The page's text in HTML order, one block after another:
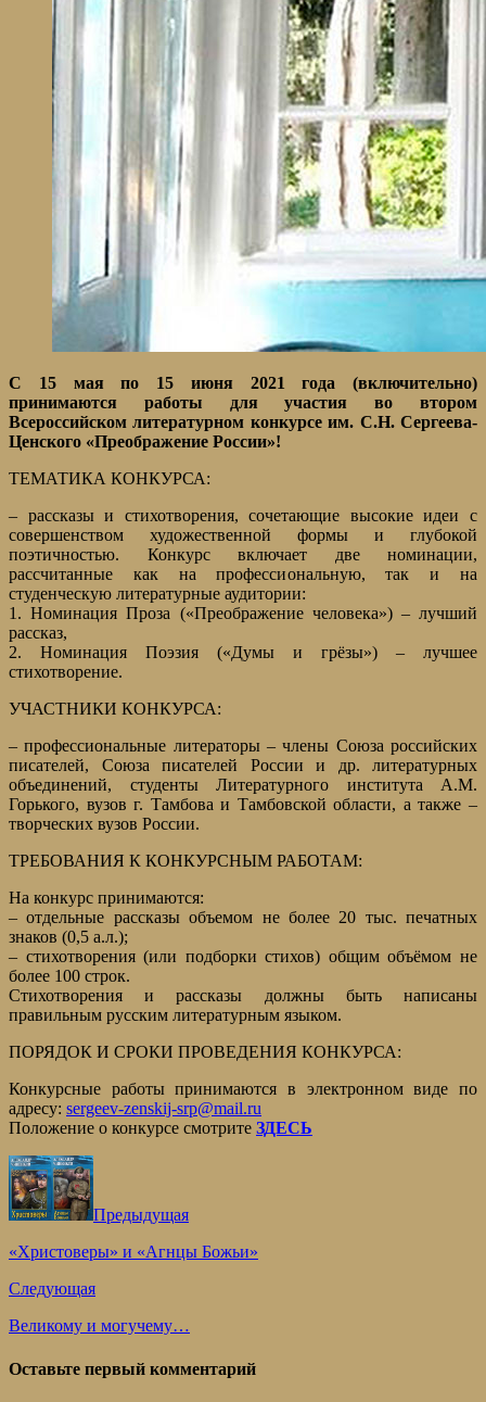
С 15 мая по 15 июня 2021 года (включительно)
принимаются работы для участия во втором
Всероссийском литературном конкурсе им. С.Н. Сергеева-
Ценского «Преображение России»!
ТЕМАТИКА КОНКУРСА:
– рассказы и стихотворения, сочетающие высокие идеи с
совершенством художественной формы и глубокой
поэтичностью. Конкурс включает две номинации,
рассчитанные как на профессиональную, так и на
студенческую литературные аудитории:
1. Номинация Проза («Преображение человека») – лучший
рассказ,
2. Номинация Поэзия («Думы и грёзы») – лучшее
стихотворение.
УЧАСТНИКИ КОНКУРСА:
– профессиональные литераторы – члены Союза российских
писателей, Союза писателей России и др. литературных
объединений, студенты Литературного института А.М.
Горького, вузов г. Тамбова и Тамбовской области, а также –
творческих вузов России.
ТРЕБОВАНИЯ К КОНКУРСНЫМ РАБОТАМ:
На конкурс принимаются:
– отдельные рассказы объемом не более 20 тыс. печатных
знаков (0,5 а.л.);
– стихотворения (или подборки стихов) общим объёмом не
более 100 строк.
Стихотворения и рассказы должны быть написаны
правильным русским литературным языком.
ПОРЯДОК И СРОКИ ПРОВЕДЕНИЯ КОНКУРСА:
Конкурсные работы принимаются в электронном виде по
адресу: sergeev-zenskij-srp@mail.ru
Положение о конкурсе смотрите ЗДЕСЬ
Предыдущая
«Христоверы» и «Агнцы Божьи»
Следующая
Великому и могучему…
Оставьте первый комментарий